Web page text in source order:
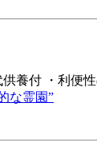
養付 ・利
な霊園”